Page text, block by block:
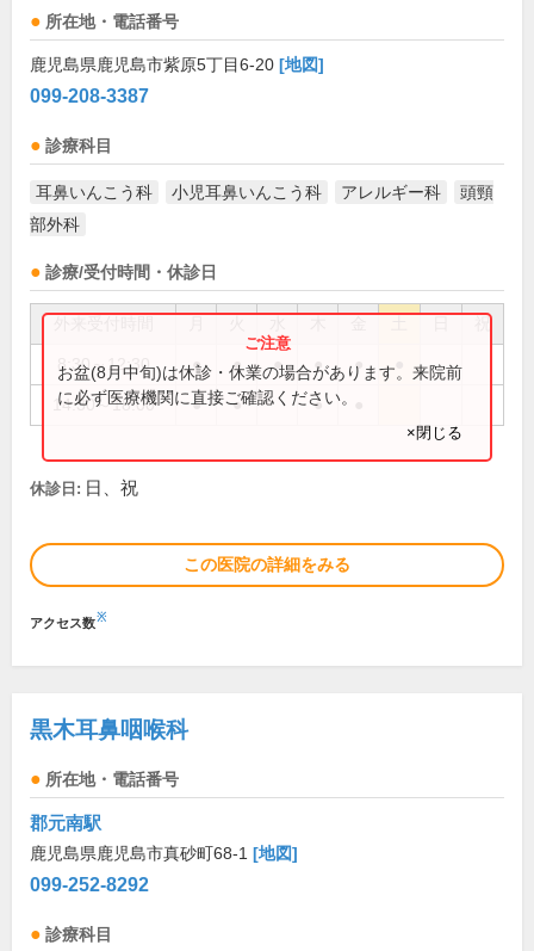
所在地・電話番号
鹿児島県鹿児島市紫原5丁目6-20 [地図]
099-208-3387
診療科目
耳鼻いんこう科 小児耳鼻いんこう科 アレルギー科
頭頸
部外科
診療/受付時間・休診日
祝
8:30～12:30 ● ● ● ● ●
14:30～18:00 ● ● ●
お盆(8月中旬)は休診・休業の場合があります。来院前
に必ず医療機関に直接ご確認ください。
×閉じる
休診日: 日、祝
この医院の詳細をみる
アクセス数※
黒木耳鼻咽喉科
所在地・電話番号
郡元南駅
鹿児島県鹿児島市真砂町68-1 [地図]
099-252-8292
診療科目